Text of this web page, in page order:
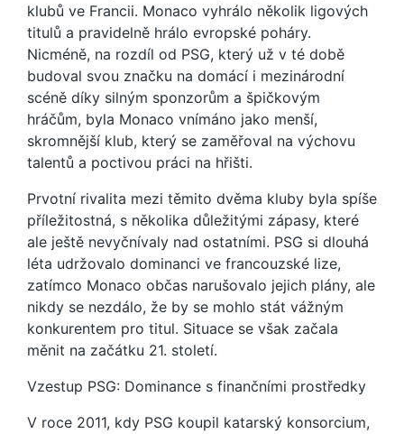
klubů ve Francii. Monaco vyhrálo několik ligových
titulů a pravidelně hrálo evropské poháry.
Nicméně, na rozdíl od PSG, který už v té době
budoval svou značku na domácí i mezinárodní
scéně díky silným sponzorům a špičkovým
hráčům, byla Monaco vnímáno jako menší,
skromnější klub, který se zaměřoval na výchovu
talentů a poctivou práci na hřišti.
Prvotní rivalita mezi těmito dvěma kluby byla spíše
příležitostná, s několika důležitými zápasy, které
ale ještě nevyčnívaly nad ostatními. PSG si dlouhá
léta udržovalo dominanci ve francouzské lize,
zatímco Monaco občas narušovalo jejich plány, ale
nikdy se nezdálo, že by se mohlo stát vážným
konkurentem pro titul. Situace se však začala
měnit na začátku 21. století.
Vzestup PSG: Dominance s finančními prostředky
V roce 2011, kdy PSG koupil katarský konsorcium,